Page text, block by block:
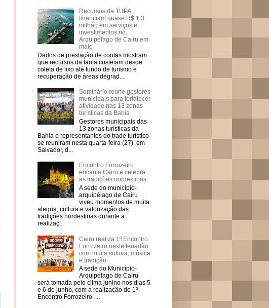
Recursos da TUPA
financiam quase R$ 1,3
milhão em serviços e
investimentos no
Arquipélago de Cairu em
maio
Dados de prestação de contas mostram
que recursos da tarifa custeiam desde
coleta de lixo até fundo de turismo e
recuperação de áreas degrad...
Seminário reúne gestores
municipais para fortalecer
atividade nas 13 zonas
turísticas da Bahia
Gestores municipais das
13 zonas turísticas da
Bahia e representantes do trade turístico
se reuniram nesta quarta-feira (27), em
Salvador, d...
Encontro Forrozeiro
encanta Cairu e celebra
as tradições nordestinas
A sede do município-
arquipélago de Cairu
viveu momentos de muita
alegria, cultura e valorização das
tradições nordestinas durante a
realizaç...
Cairu realiza 1º Encontro
Forrozeiro neste feriadão
com muita cultura, música
e tradição
A sede do Município-
Arquipélago de Cairu
será tomada pelo clima junino nos dias 5
e 6 de junho, com a realização do 1º
Encontro Forrozeiro. ...